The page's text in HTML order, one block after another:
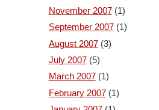
November 2007(1)
September 2007(1)
August 2007(3)
July 2007(5)
March 2007(1)
February 2007(1)